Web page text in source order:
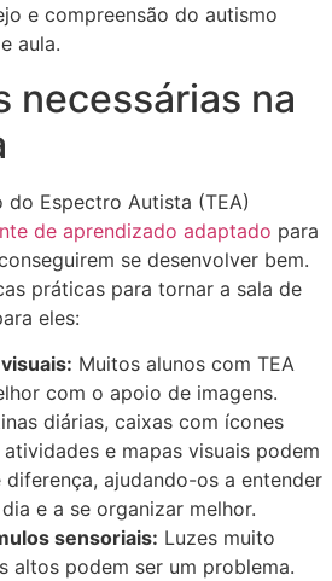
e compreensão do autismo
aula.
necessárias na
do Espectro Autista (TEA)
de aprendizado adaptado para
se desenvolver bem.
práticas para tornar a sala de
eles:
Muitos alunos com TEA
com o apoio de imagens.
diárias, caixas com ícones
e mapas visuais podem
ajudando-os a entender
e a se organizar melhor.
sensoriais: Luzes muito
altos podem ser um problema.